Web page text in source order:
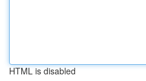
HTML is disabled